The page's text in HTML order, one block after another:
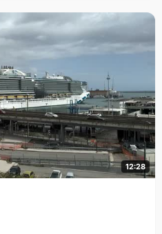
12:28